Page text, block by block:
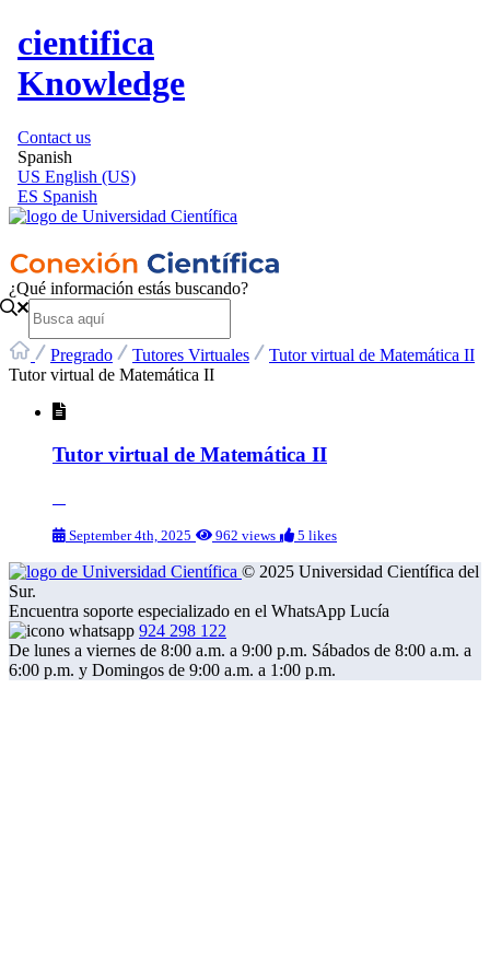
cientifica
Knowledge
Contact us
Spanish
US English (US)
ES Spanish
¿Qué información estás buscando?
Pregrado Tutores Virtuales
Tutor virtual de Matemática II
Tutor virtual de Matemática II
Tutor virtual de Matemática II
September 4th, 2025 962 views 5 likes
© 2025 Universidad Científica del
Sur.
Encuentra soporte especializado en el WhatsApp Lucía
924 298 122
De lunes a viernes de 8:00 a.m. a 9:00 p.m. Sábados de 8:00 a.m. a
6:00 p.m. y Domingos de 9:00 a.m. a 1:00 p.m.